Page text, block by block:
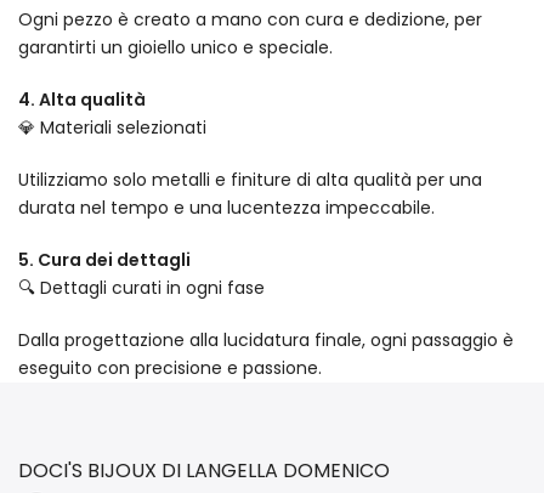
Ogni pezzo è creato a mano con cura e dedizione, per
garantirti un gioiello unico e speciale.
4. Alta qualità
💎 Materiali selezionati
Utilizziamo solo metalli e finiture di alta qualità per una
durata nel tempo e una lucentezza impeccabile.
5. Cura dei dettagli
🔍 Dettagli curati in ogni fase
Dalla progettazione alla lucidatura finale, ogni passaggio è
eseguito con precisione e passione.
DOCI'S BIJOUX DI LANGELLA DOMENICO